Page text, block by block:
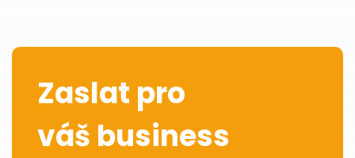
Zaslat pro
váš business